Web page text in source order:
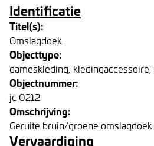
Identificatie
Titel(s):
Omslagdoek
Objecttype:
dameskleding,
Objectnummer:
jc 0212
Omschrijving:
Geruite bruin/groene
Vervaardiging